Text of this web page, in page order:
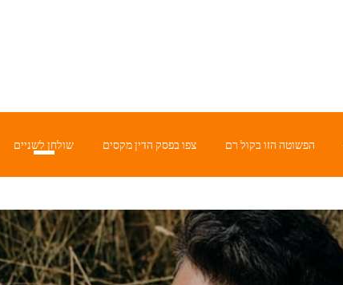
הפשוטה הזו בקול רם צפו בפסק הדין מקסים שולחן לשניים